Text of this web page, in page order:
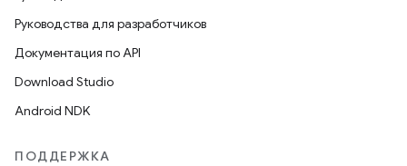
Руководства для разработчиков
Документация по API
Download Studio
Android NDK
ПОДДЕРЖКА